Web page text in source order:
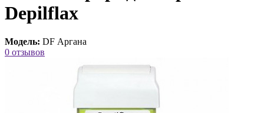
Depilflax
Модель: DF Аргана
0 отзывов